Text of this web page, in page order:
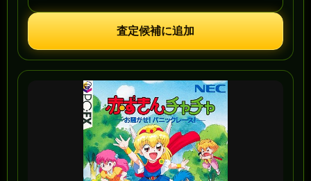
査定候補に追加